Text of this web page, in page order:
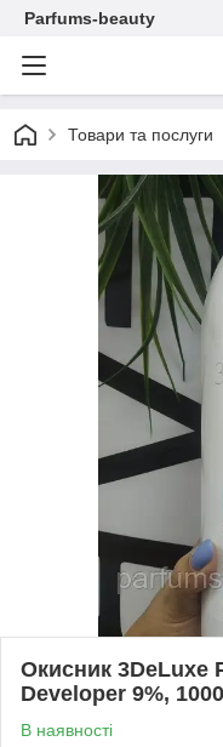
Parfums-beauty
Товари та послуги
Окисник 3DeLuxe
Developer 9%,
В наявності